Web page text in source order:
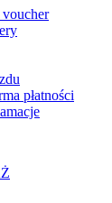
płatności